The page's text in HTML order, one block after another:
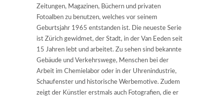
Zeitungen, Magazinen, Büchern und privaten
Fotoalben zu benutzen, welches vor seinem
Geburtsjahr 1965 entstanden ist. Die neueste Serie
ist Zürich gewidmet, der Stadt, in der Van Eeden seit
15 Jahren lebt und arbeitet. Zu sehen sind bekannte
Gebäude und Verkehrswege, Menschen bei der
Arbeit im Chemielabor oder in der Uhrenindustrie,
Schaufenster und historische Werbemotive. Zudem
zeigt der Künstler erstmals auch Fotografien, die er